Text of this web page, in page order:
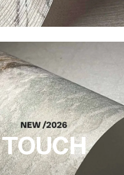
las fibras naturales, con un
equilibrio, profundidad y una
TOUCH